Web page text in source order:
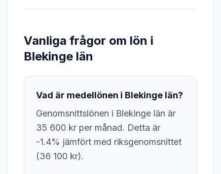
Vanliga frågor om lön i
Blekinge län
Vad är medellönen i Blekinge län?
Genomsnittslönen i Blekinge län är
35 600 kr per månad. Detta är
-1.4% jämfört med riksgenomsnittet
(36 100 kr).